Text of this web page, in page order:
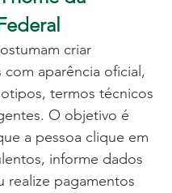
criar
com aparência oficial,
termos técnicos
O objetivo é
a pessoa clique em
informe dados
realize pagamentos